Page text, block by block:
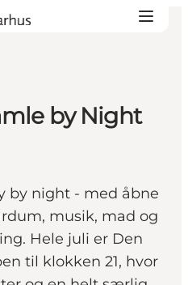
by Night
by night - med åbne
musik, mad og
Hele juli er Den
til klokken 21, hvor